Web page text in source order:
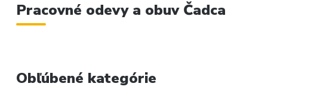
Pracovné odevy a obuv Čadca
Obľúbené kategórie